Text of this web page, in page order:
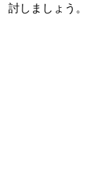
討しましょう。